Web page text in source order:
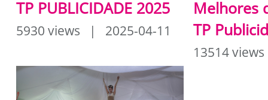
TP PUBLICIDADE 2025
5930 views | 2025-04-11
Melhores
TP
13514